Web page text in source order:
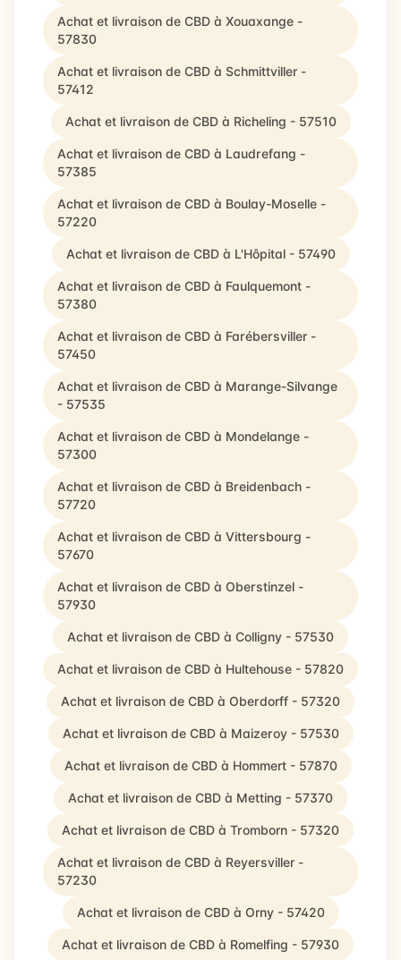
Achat et livraison de CBD à Xouaxange -
57830
Achat et livraison de CBD à Schmittviller -
57412
Achat et livraison de CBD à Richeling - 57510
Achat et livraison de CBD à Laudrefang -
57385
Achat et livraison de CBD à Boulay-Moselle -
57220
Achat et livraison de CBD à L'Hôpital - 57490
Achat et livraison de CBD à Faulquemont -
57380
Achat et livraison de CBD à Farébersviller -
57450
Achat et livraison de CBD à Marange-Silvange
- 57535
Achat et livraison de CBD à Mondelange -
57300
Achat et livraison de CBD à Breidenbach -
57720
Achat et livraison de CBD à Vittersbourg -
57670
Achat et livraison de CBD à Oberstinzel -
57930
Achat et livraison de CBD à Colligny - 57530
Achat et livraison de CBD à Hultehouse - 57820
Achat et livraison de CBD à Oberdorff - 57320
Achat et livraison de CBD à Maizeroy - 57530
Achat et livraison de CBD à Hommert - 57870
Achat et livraison de CBD à Metting - 57370
Achat et livraison de CBD à Tromborn - 57320
Achat et livraison de CBD à Reyersviller -
57230
Achat et livraison de CBD à Orny - 57420
Achat et livraison de CBD à Romelfing - 57930